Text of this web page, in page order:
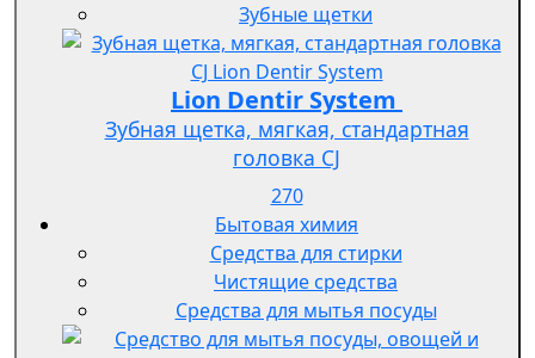
Зубные щетки
Lion Dentir System
Зубная щетка, мягкая, стандартная
головка СJ
270
Бытовая химия
Средства для стирки
Чистящие средства
Средства для мытья посуды